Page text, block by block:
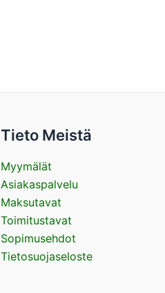
Tieto Meistä
Myymälät
Asiakaspalvelu
Maksutavat
Toimitustavat
Sopimusehdot
Tietosuojaseloste